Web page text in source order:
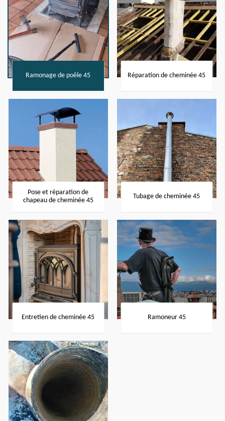
Ramonage de poêle 45 Réparation de cheminée 45
Pose et réparation de
chapeau de cheminée 45
Tubage de cheminée 45
Entretien de cheminée 45 Ramoneur 45